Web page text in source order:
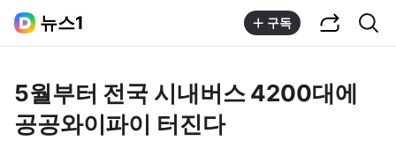
뉴스1 구독
5월부터 전국 시내버스 4200대에
공공와이파이 터진다